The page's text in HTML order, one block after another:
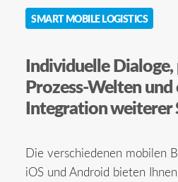
SMART MOBILE LOGISTICS
Individuelle
Prozess-Welten und
Integration weiterer
Die verschiedenen mobilen
iOS und Android bieten